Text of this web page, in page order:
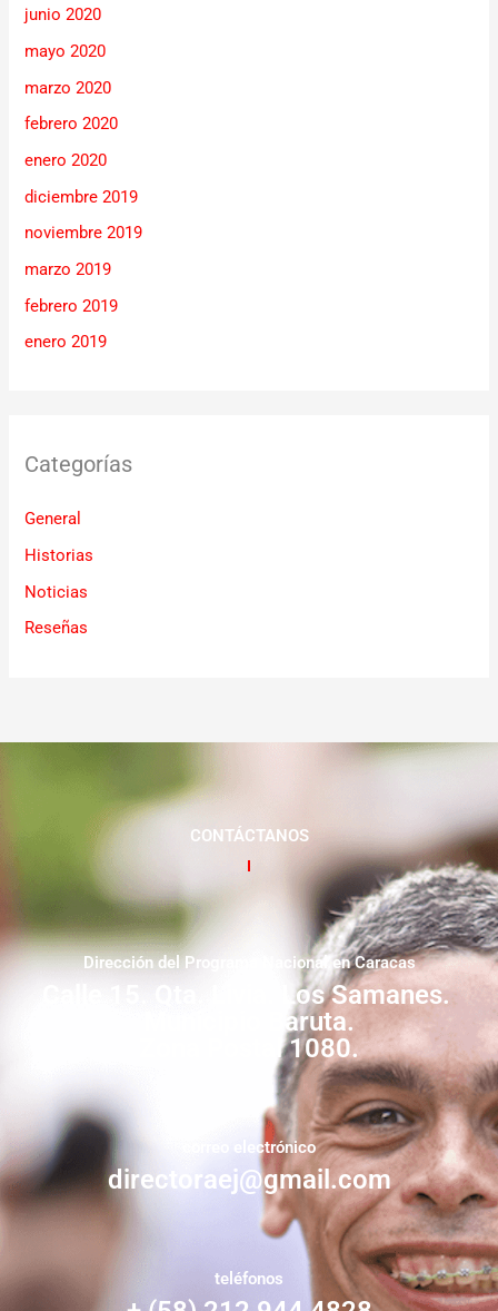
junio 2020
mayo 2020
marzo 2020
febrero 2020
enero 2020
diciembre 2019
noviembre 2019
marzo 2019
febrero 2019
enero 2019
Categorías
General
Historias
Noticias
Reseñas
CONTÁCTANOS
Dirección del Programa Nacional en Caracas
Calle 15. Qta. Livia. Los Samanes.
Municipio Baruta.
Zona Postal 1080.
correo electrónico
directoraej@gmail.com
teléfonos